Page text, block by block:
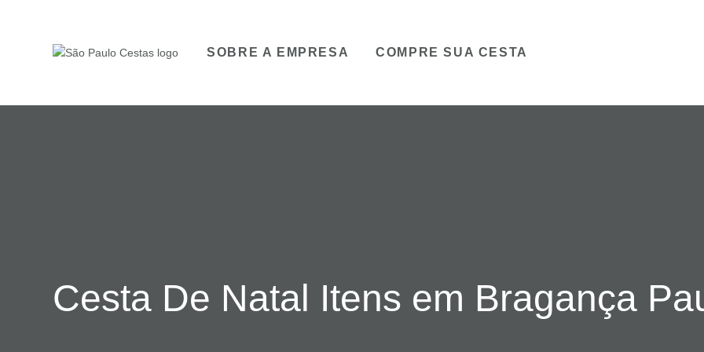
SOBRE A EMPRESA COMPRE SUA CESTA
Cesta De Natal Itens em Bragança